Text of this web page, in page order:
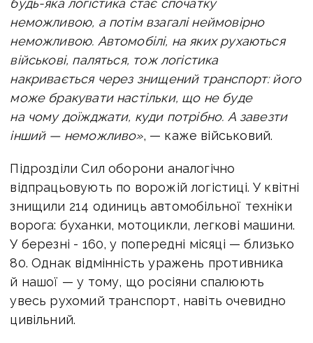
будь-яка логістика стає спочатку
неможливою, а потім взагалі неймовірно
неможливою. Автомобілі, на яких рухаються
військові, паляться, тож логістика
накривається через знищений транспорт: його
може бракувати настільки, що не буде
на чому доїжджати, куди потрібно. А завезти
інший — неможливо», — каже військовий.
Підрозділи Сил оборони аналогічно
відпрацьовують по ворожій логістиці. У квітні
знищили 214 одиниць автомобільної техніки
ворога: буханки, мотоцикли, легкові машини.
У березні - 160, у попередні місяці — близько
80. Однак відмінність уражень противника
й нашої — у тому, що росіяни спалюють
увесь рухомий транспорт, навіть очевидно
цивільний.